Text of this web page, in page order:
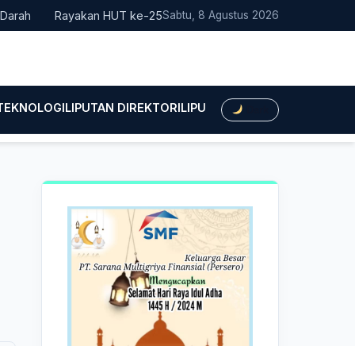
Rayakan HUT ke-25, Partai Demokrat Bali Lakukan Aksi Nyata
Sabtu, 8 Agustus 2026
LIPUTAN DIREKTORILIPUTAN HUKUMLIPUTAN